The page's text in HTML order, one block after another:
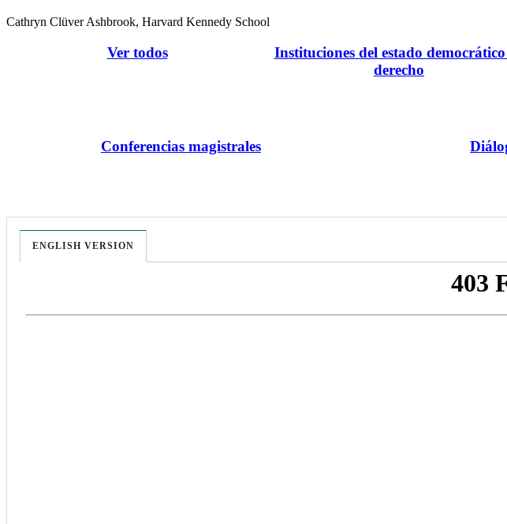
Cathryn Clüver Ashbrook, Harvard Kennedy School
Ver todos
Instituciones del estado
derecho
Conferencias magistrales
ENGLISH VERSION